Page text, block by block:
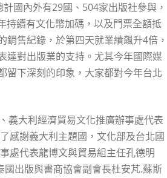
國內外有29國、504家出版社參與，
持續有文化幣加碼，以及門票全額抵
售紀錄，於第四天就業績飆升4倍，
達對出版業的支持。尤其今年國際媒
留下深刻的印象，大家都對今年台北
義大利經濟貿易文化推廣辦事處代表
感謝義大利主題國，文化部及台北國
處代表龍博文與貿易組主任孔德明
出版與書商協會副會長杜安芃.蘇斯